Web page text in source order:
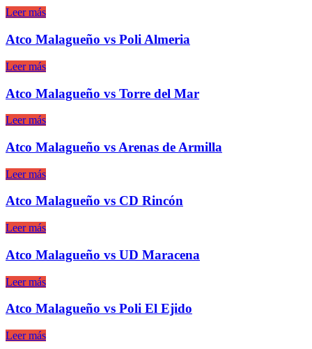
Leer más
Atco Malagueño vs Poli Almeria
Leer más
Atco Malagueño vs Torre del Mar
Leer más
Atco Malagueño vs Arenas de Armilla
Leer más
Atco Malagueño vs CD Rincón
Leer más
Atco Malagueño vs UD Maracena
Leer más
Atco Malagueño vs Poli El Ejido
Leer más